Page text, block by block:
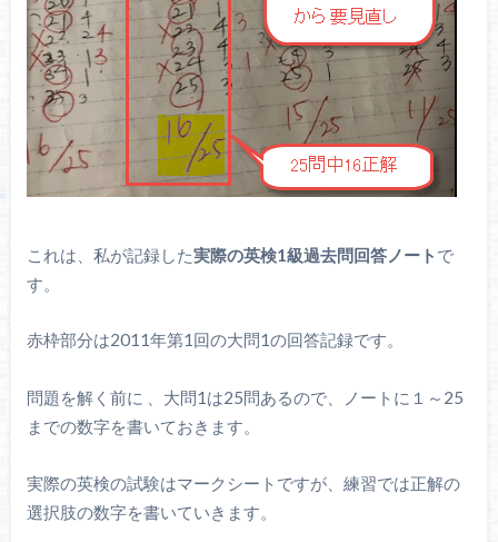
これは、私が記録した実際の英検1級過去問回答ノート で
す。
赤枠部分は2011年第1回の大問1の回答記録です。
問題を解く前に 、大問1は25問あるので、ノートに１～25
までの数字を書いておきます。
実際の英検の試験はマークシートですが、練習では正解の
選択肢の数字を書いていきます。